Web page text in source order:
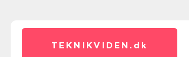
TEKNIKVIDEN. dk